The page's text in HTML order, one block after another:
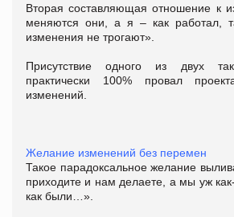
Вторая составляющая отношение к
меняются они, а я – как работал,
изменения не трогают».
Присутствие одного из двух
практически 100% провал
изменений.
Желание изменений без перемен
Такое парадоксальное желание
приходите и нам делаете, а мы уж
как были…».